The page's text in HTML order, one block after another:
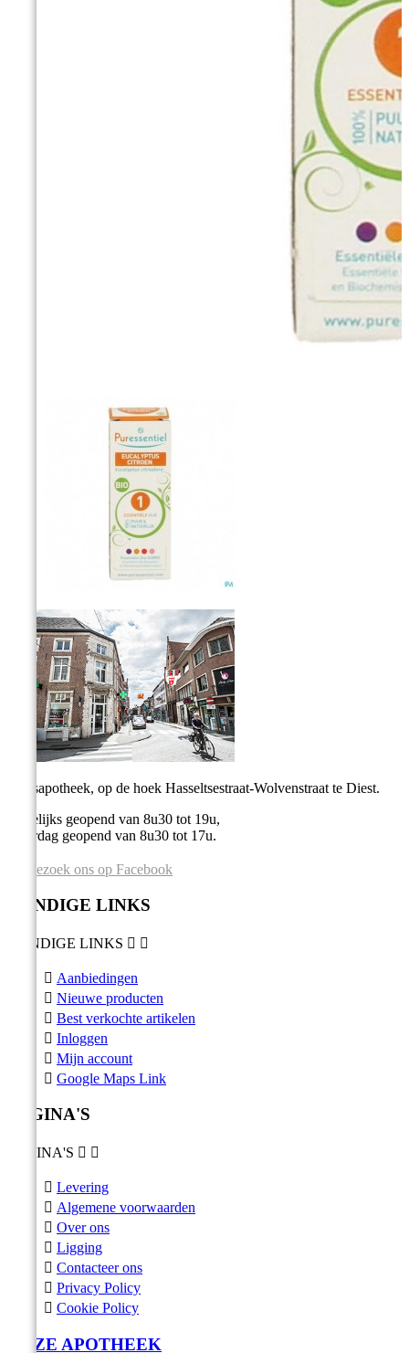
Stadsapotheek, op de hoek Hasseltsestraat-Wolvenstraat te Diest.
Dagelijks geopend van 8u30 tot 19u,
Zaterdag geopend van 8u30 tot 17u.
Bezoek ons op Facebook
HANDIGE LINKS
HANDIGE LINKS  
 Aanbiedingen
 Nieuwe producten
 Best verkochte artikelen
 Inloggen
 Mijn account
 Google Maps Link
PAGINA'S
PAGINA'S  
 Levering
 Algemene voorwaarden
 Over ons
 Ligging
 Contacteer ons
 Privacy Policy
 Cookie Policy
ONZE APOTHEEK